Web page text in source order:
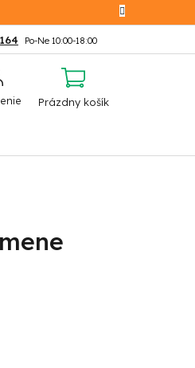
NÁKUPNÝ
Prázdny košík